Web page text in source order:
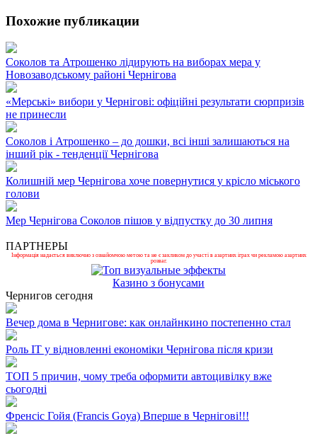
Похожие публикации
Соколов та Атрошенко лідирують на виборах мера у
Новозаводському районі Чернігова
«Мерські» вибори у Чернігові: офіційні результати сюрпризів
не принесли
Соколов і Атрошенко – до дошки, всі інші залишаються на
інший рік - тенденції Чернігова
Колишній мер Чернігова хоче повернутися у крісло міського
голови
Мер Чернігова Соколов пішов у відпустку до 30 липня
ПАРТНЕРЫ
Інформація надається виключно з ознайомчою метою та не є закликом до участі в азартних іграх чи рекламою азартних
розваг.
Казино з бонусами
Чернигов сегодня
Вечер дома в Чернигове: как онлайнкино постепенно стал
Роль ІТ у відновленні економіки Чернігова після кризи
ТОП 5 причин, чому треба оформити автоцивілку вже
сьогодні
Френсіс Гойя (Francis Goya) Вперше в Чернігові!!!